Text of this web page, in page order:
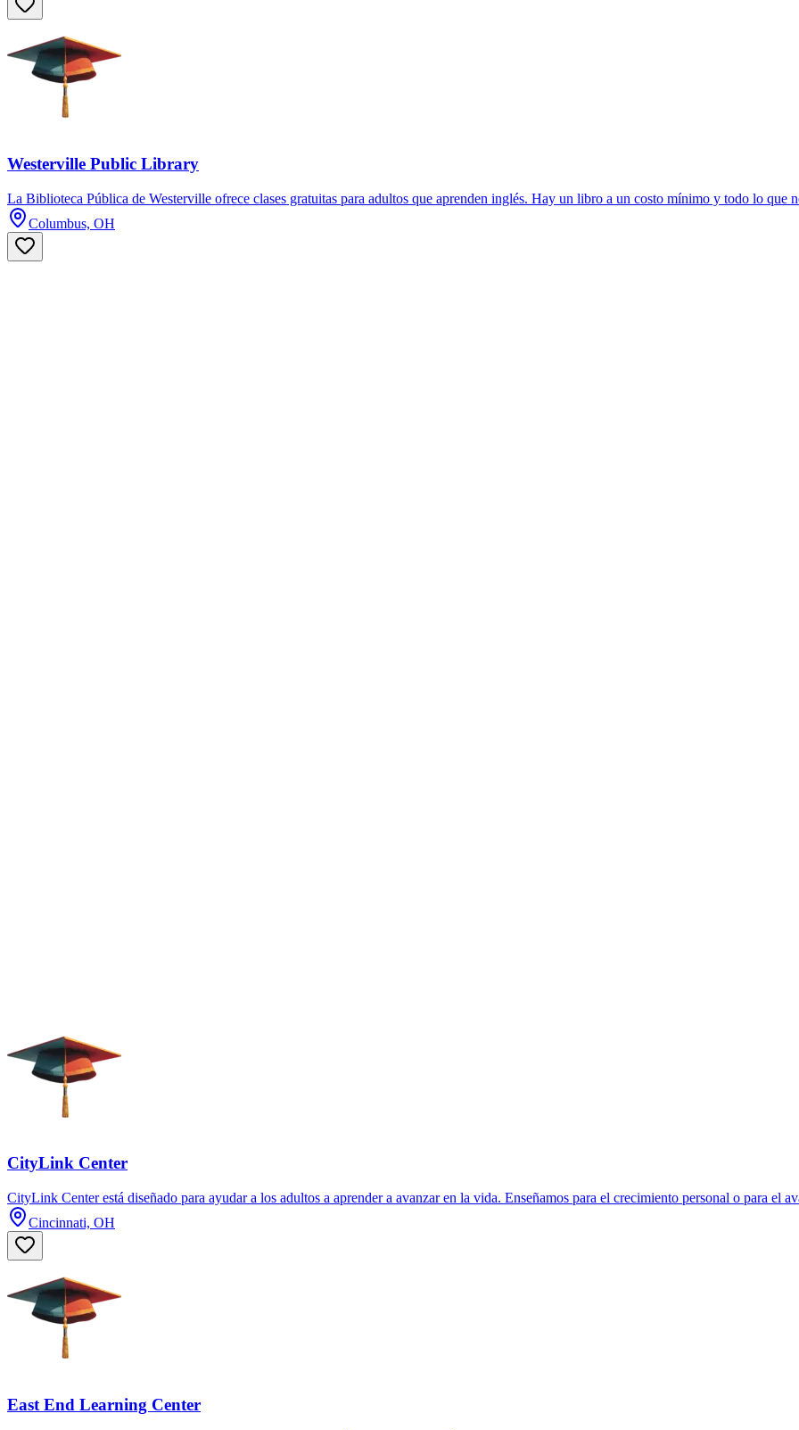
Westerville Public Library
La Biblioteca Pública de Westerville ofrece clases gratuitas para adultos que aprenden inglés. Hay un libro a un costo mínimo y todo lo que
Columbus, OH
CityLink Center
CityLink Center está diseñado para ayudar a los adultos a aprender a avanzar en la vida. Enseñamos para el crecimiento personal o para el
Cincinnati, OH
East End Learning Center